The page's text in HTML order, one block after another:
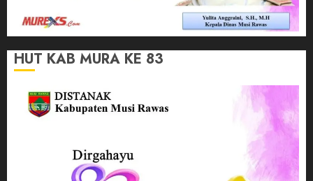
HUT KAB MURA KE 83